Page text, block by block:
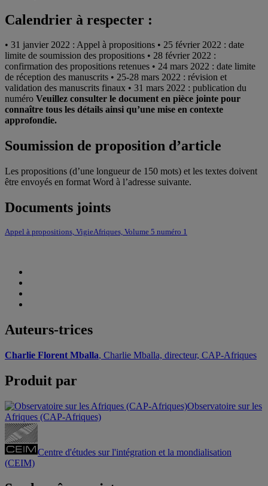
Calendrier à respecter :
• 31 janvier 2022 : Appel à propositions • 25 février 2022 : date
limite de soumission des propositions • 28 février 2022 :
confirmation des propositions retenues • 24 mars 2022 : date limite
de réception des manuscrits • 25-28 mars 2022 : révision et
validation des manuscrits finaux • 31 mars 2022 : publication du
numéro Veuillez consulter le document en pièce jointe pour
connaître tous les détails ainsi qu’une mise en contexte
approfondie.
Soumission de proposition d’article
Les propositions (d’une longueur de 150 mots) et les textes doivent
être envoyés en format Word à l’adresse suivante.
Documents joints
Appel à propositions, VigieAfriques, Volume 5 numéro 1
Auteurs-trices
Charlie Florent Mballa, Charlie Mballa, directeur, CAP-Afriques
Produit par
Observatoire sur les
Afriques (CAP-Afriques)
Centre d'études sur l'intégration et la mondialisation
(CEIM)